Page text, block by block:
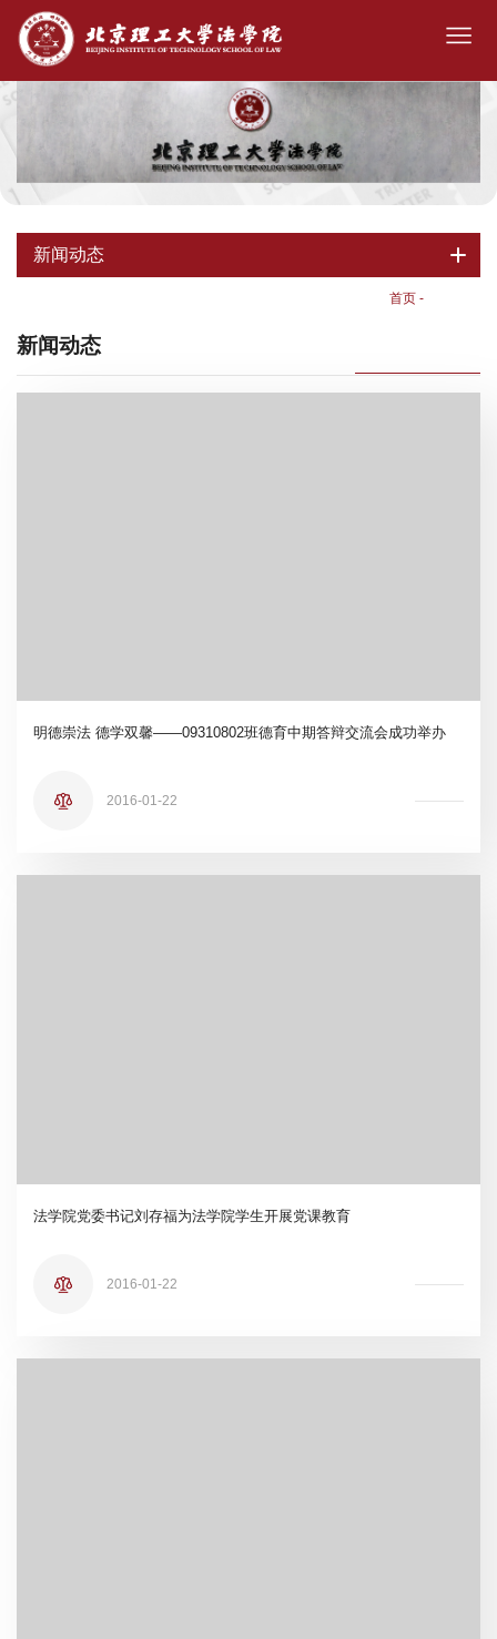
新闻动态
首页 -
新闻动态
明德崇法 德学双馨——09310802班德育中期答辩交流会成功举办
2016-01-22
法学院党委书记刘存福为法学院学生开展党课教育
2016-01-22